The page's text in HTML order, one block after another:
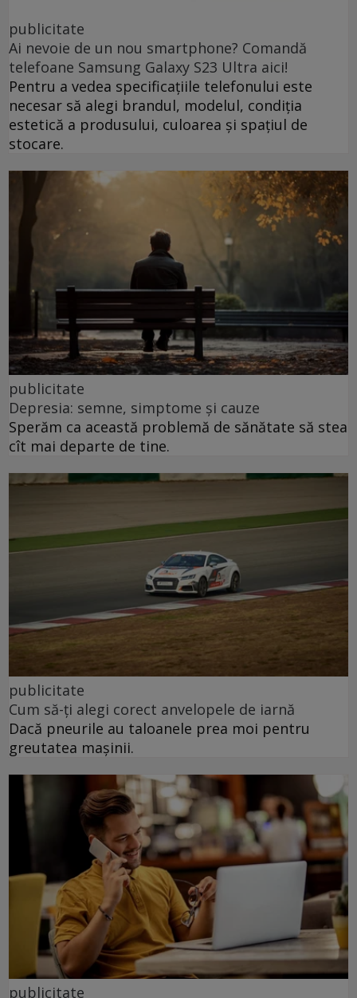
publicitate
Ai nevoie de un nou smartphone? Comandă
telefoane Samsung Galaxy S23 Ultra aici!
Pentru a vedea specificațiile telefonului este
necesar să alegi brandul, modelul, condiția
estetică a produsului, culoarea și spațiul de
stocare.
publicitate
Depresia: semne, simptome și cauze
Sperăm ca această problemă de sănătate să stea
cît mai departe de tine.
publicitate
Cum să-ți alegi corect anvelopele de iarnă
Dacă pneurile au taloanele prea moi pentru
greutatea mașinii.
publicitate